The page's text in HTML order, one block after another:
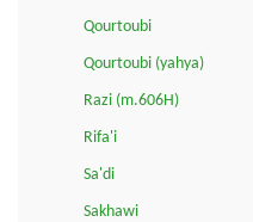
Qourtoubi
Qourtoubi (yahya)
Razi (m.606H)
Rifa'i
Sa'di
Sakhawi